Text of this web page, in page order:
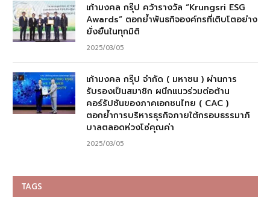
เก้ามงคล กรุ๊ป คว้ารางวัล “Krungsri ESG
Awards” ตอกย้ำพันธกิจองค์กรที่เติบโตอย่าง
ยั่งยืนในทุกมิติ
2025/03/05
เก้ามงคล กรุ๊ป จำกัด ( มหาชน ) ผ่านการ
รับรองเป็นสมาชิก ผนึกแนวร่วมต่อต้าน
คอร์รัปชันของภาคเอกชนไทย ( CAC )
ตอกย้ำการบริหารธุรกิจภายใต้กรอบธรรมาภิ
บาลตลอดห่วงโซ่คุณค่า
2025/03/05
TAGS